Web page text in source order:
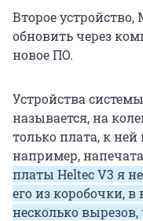
Второе
обновить через
новое ПО.
Устройства
называется, на
только плата, к
например,
платы Heltec V3 я
его из коробочки,
несколько